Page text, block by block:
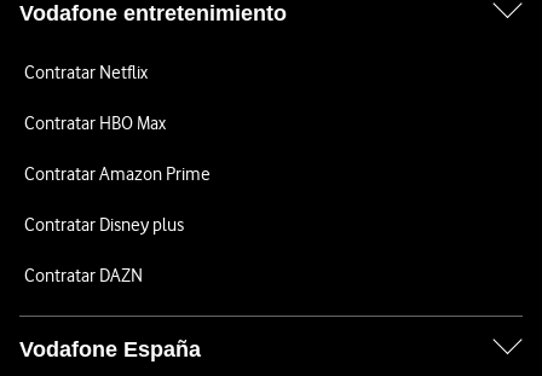
Vodafone entretenimiento
Contratar Netflix
Contratar HBO Max
Contratar Amazon Prime
Contratar Disney plus
Contratar DAZN
Vodafone España